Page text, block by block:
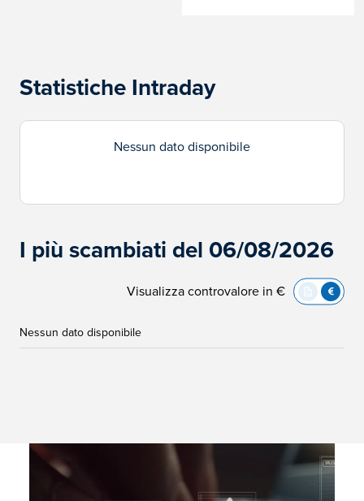
Statistiche Intraday
Nessun dato disponibile
I più scambiati del 06/08/2026
Visualizza controvalore in €
Nessun dato disponibile
Immagine